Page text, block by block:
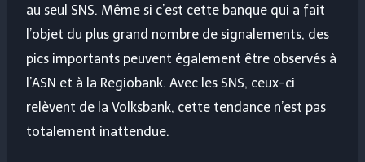
au seul SNS. Même si c’est cette banque qui a fait
l’objet du plus grand nombre de signalements, des
pics importants peuvent également être observés à
l’ASN et à la Regiobank. Avec les SNS, ceux-ci
relèvent de la Volksbank, cette tendance n’est pas
totalement inattendue.